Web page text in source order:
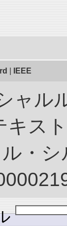
IEEE
ャル
ス
・